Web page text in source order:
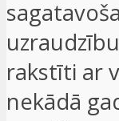
rakstīti ar
nekādā